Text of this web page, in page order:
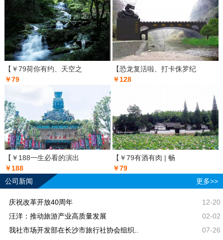
【￥79荷你有约、天空之
￥79
【恐龙复活啦、打卡侏罗纪
￥128
【￥188一生必看的演出
￥188
【￥79有酒有肉 | 畅
￥79
公司新闻
更多>>
庆祝改革开放40周年
12-20
汪洋：推动旅游产业高质量发展
02-02
我社市场开发部在长沙市旅行社协会组织..
07-26